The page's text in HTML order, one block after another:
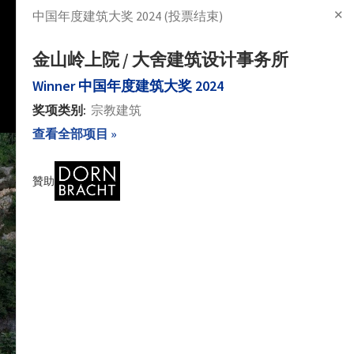
项目文章产品新闻 图片 登录
中国年度建筑大奖 2024 (投票结束) ✕
金山岭上院 / 大舍建筑设计事务所
Winner中国年度建筑大奖 2024
奖项类别: 宗教建筑
查看全部项目 »
贊助